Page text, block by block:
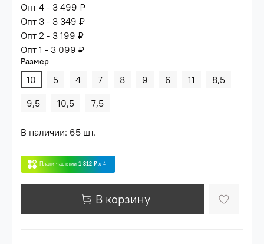
Опт 4 - 3 499 ₽
Опт 3 - 3 349 ₽
Опт 2 - 3 199 ₽
Опт 1 - 3 099 ₽
Размер
10 5 4 7 8 9 6 11
8,5
9,5
10,5 7,5
В наличии: 65 шт.
Плати частями 1 312 ₽ x 4
В корзину